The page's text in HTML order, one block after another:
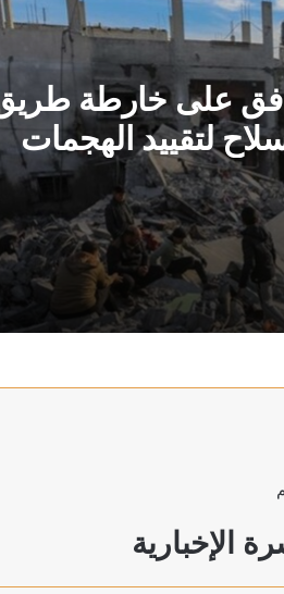
على خارطة
لتقييد الهجمات
وافقت على نزع السلاح لتقييد
الإخبارية